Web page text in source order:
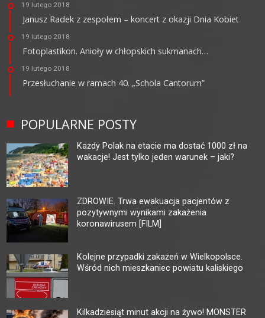
19 lutego 2018
Janusz Radek z zespołem – koncert z okazji Dnia Kobiet
19 lutego 2018
Fotoplastikon. Anioły w chłopskich sukmanach…
19 lutego 2018
Przesłuchanie w ramach 40. „Schola Cantorum”
POPULARNE POSTY
Każdy Polak na etacie ma dostać 1000 zł na
wakacje! Jest tylko jeden warunek – jaki?
ZDROWIE. Trwa ewakuacja pacjentów z
pozytywnymi wynikami zakażenia
koronawirusem [FILM]
Kolejne przypadki zakażeń w Wielkopolsce.
Wśród nich mieszkaniec powiatu kaliskiego
Kilkadziesiąt minut akcji na żywo! MONSTER